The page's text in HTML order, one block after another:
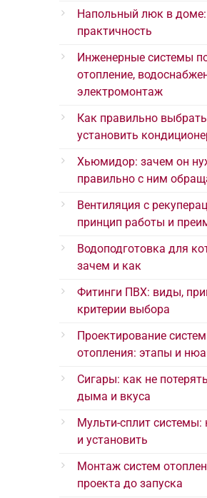
Напольный люк в
практичность
Инженерные системы
отопление,
электромонтаж
Как правильно
установить
Хьюмидор: зачем он
правильно с ним
Вентиляция с
принцип работы и
Водоподготовка для
зачем и как
Фитинги ПВХ: виды,
критерии выбора
Проектирование
отопления: этапы и
Сигары: как не
дыма и вкуса
Мульти-сплит системы:
и установить
Монтаж систем
проекта до запуска